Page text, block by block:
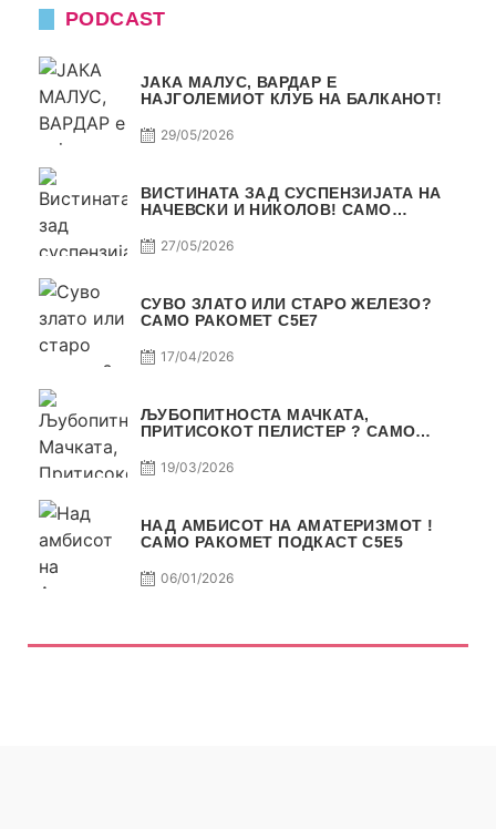
PODCAST
ЈАКА МАЛУС, ВАРДАР Е
НАЈГОЛЕМИОТ КЛУБ НА БАЛКАНОТ!
29/05/2026
ВИСТИНАТА ЗАД СУСПЕНЗИЈАТА НА
НАЧЕВСКИ И НИКОЛОВ! САМО
27/05/2026
СУВО ЗЛАТО ИЛИ СТАРО ЖЕЛЕЗО?
САМО РАКОМЕТ С5Е7
17/04/2026
ЉУБОПИТНОСТА МАЧКАТА,
ПРИТИСОКОТ ПЕЛИСТЕР ? САМО
19/03/2026
НАД АМБИСОТ НА АМАТЕРИЗМОТ !
САМО РАКОМЕТ ПОДКАСТ С5E5
06/01/2026